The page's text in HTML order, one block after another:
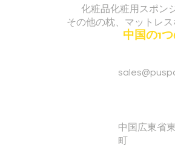
化粧品化粧用スポン
その他の枕、マットレ
中国の1
中国広東省
町